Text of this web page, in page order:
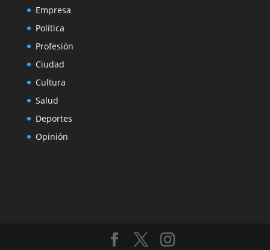
Empresa
Política
Profesión
Ciudad
Cultura
Salud
Deportes
Opinión